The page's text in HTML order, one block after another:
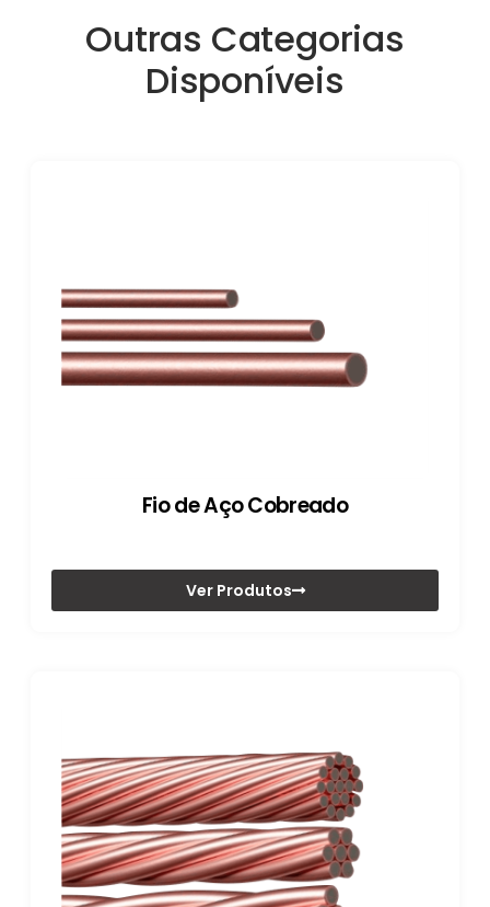
Outras Categorias
Disponíveis
Fio de Aço Cobreado
Ver Produtos